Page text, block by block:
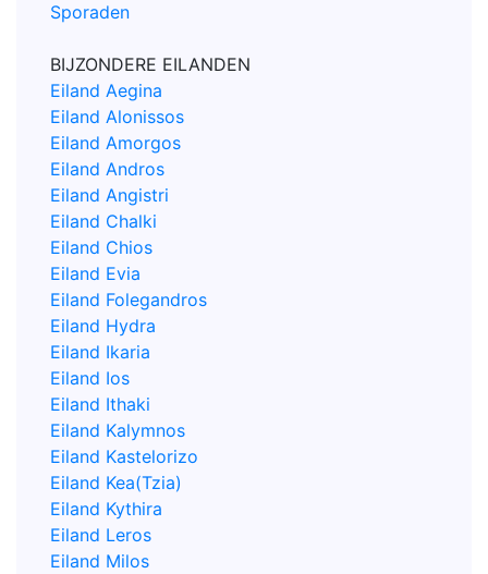
Sporaden
BIJZONDERE EILANDEN
Eiland Aegina
Eiland Alonissos
Eiland Amorgos
Eiland Andros
Eiland Angistri
Eiland Chalki
Eiland Chios
Eiland Evia
Eiland Folegandros
Eiland Hydra
Eiland Ikaria
Eiland Ios
Eiland Ithaki
Eiland Kalymnos
Eiland Kastelorizo
Eiland Kea(Tzia)
Eiland Kythira
Eiland Leros
Eiland Milos